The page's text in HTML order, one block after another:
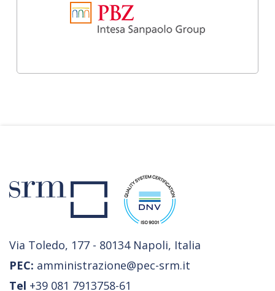
Via Toledo, 177 - 80134 Napoli, Italia
PEC: amministrazione@pec-srm.it
Tel +39 081 7913758-61